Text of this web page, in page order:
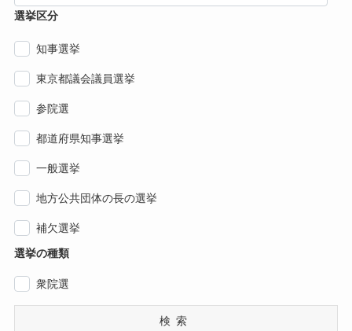
選挙区分
知事選挙
東京都議会議員選挙
参院選
都道府県知事選挙
一般選挙
地方公共団体の長の選挙
補欠選挙
選挙の種類
衆院選
検索